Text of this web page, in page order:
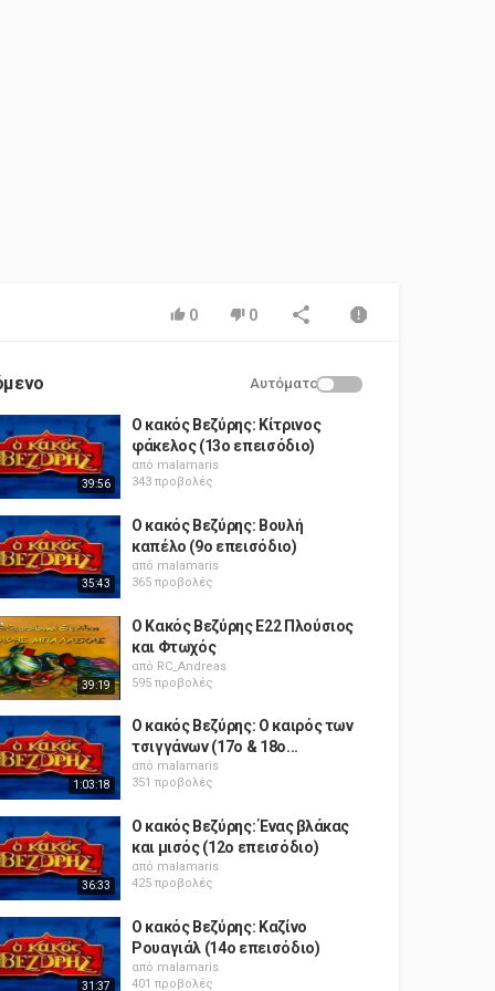
0 0
Αυτόματο
39:56
Ο κακός Βεζύρης: Κίτρινος
φάκελος (13o επεισόδιο)
από malamaris
343 προβολές
35:43
Ο κακός Βεζύρης: Βουλή
καπέλο (9o επεισόδιο)
από malamaris
365 προβολές
39:19
Ο Κακός Βεζύρης E22 Πλούσιος
και Φτωχός
από RC_Andreas
595 προβολές
1:03:18
Ο κακός Βεζύρης: Ο καιρός των
τσιγγάνων (17o & 18o...
από malamaris
351 προβολές
36:33
Ο κακός Βεζύρης: Ένας βλάκας
και μισός (12o επεισόδιο)
από malamaris
425 προβολές
31:37
Ο κακός Βεζύρης: Καζίνο
Ρουαγιάλ (14o επεισόδιο)
από malamaris
401 προβολές